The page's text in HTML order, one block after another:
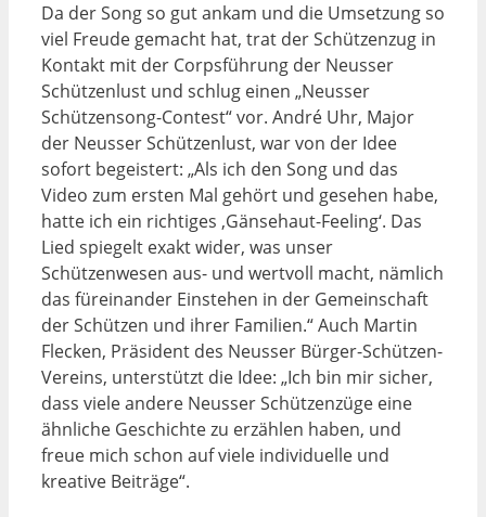
Da der Song so gut ankam und die Umsetzung so
viel Freude gemacht hat, trat der Schützenzug in
Kontakt mit der Corpsführung der Neusser
Schützenlust und schlug einen „Neusser
Schützensong-Contest“ vor. André Uhr, Major
der Neusser Schützenlust, war von der Idee
sofort begeistert: „Als ich den Song und das
Video zum ersten Mal gehört und gesehen habe,
hatte ich ein richtiges ‚Gänsehaut-Feeling‘. Das
Lied spiegelt exakt wider, was unser
Schützenwesen aus- und wertvoll macht, nämlich
das füreinander Einstehen in der Gemeinschaft
der Schützen und ihrer Familien.“ Auch Martin
Flecken, Präsident des Neusser Bürger-Schützen-
Vereins, unterstützt die Idee: „Ich bin mir sicher,
dass viele andere Neusser Schützenzüge eine
ähnliche Geschichte zu erzählen haben, und
freue mich schon auf viele individuelle und
kreative Beiträge“.